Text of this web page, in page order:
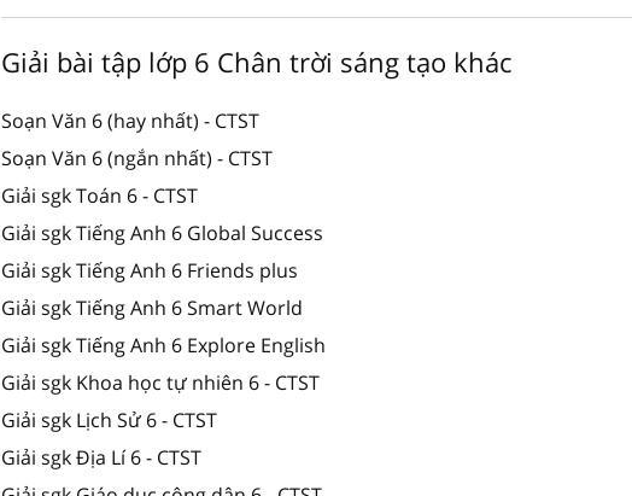
Giải bài tập lớp 6 Chân trời sáng tạo khác
Soạn Văn 6 (hay nhất) - CTST
Soạn Văn 6 (ngắn nhất) - CTST
Giải sgk Toán 6 - CTST
Giải sgk Tiếng Anh 6 Global Success
Giải sgk Tiếng Anh 6 Friends plus
Giải sgk Tiếng Anh 6 Smart World
Giải sgk Tiếng Anh 6 Explore English
Giải sgk Khoa học tự nhiên 6 - CTST
Giải sgk Lịch Sử 6 - CTST
Giải sgk Địa Lí 6 - CTST